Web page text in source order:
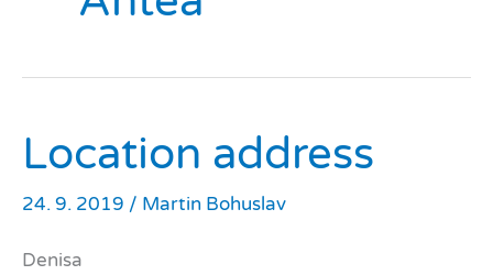
Location address
24. 9. 2019 / Martin Bohuslav
Denisa